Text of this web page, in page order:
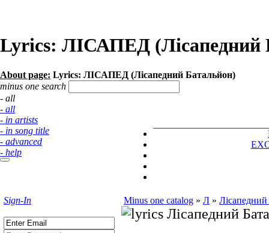
Lyrics: ЛІСАПЕД (Лісапедний
About page: Lyrics: ЛІСАПЕД (Лісапедний Батальйон)
minus one search
- all
- all
- in artists
- in song title
- advanced
- help
Sign-In Minus one catalog » Л »